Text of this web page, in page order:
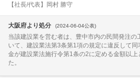
【社長/代表】岡村 勝守
大阪府より処分 (2024-06-04公表)
当該建設業を営む者は、豊中市内の民間発注の
いて、建設業法第3条第1項の規定に違反して
金が建設業法施行令第1条の2に定める金額以上
た。